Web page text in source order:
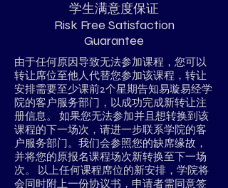
学生满意度保证
​Risk Free Satisfaction
Guarantee
由于任何原因导致无法参加课程，您可以
转让席位至他人代替您参加该课程，转让
安排需要至少课前2个星期告知易璇易经学
院的客户服务部门，以成功完成新转让注
册信息。 如果您无法参加并且想转换到该
课程的下一场次，请进一步联系学院的客
户服务部门。我们会参照您的缺席缘故，
并将您的原报名课程场次新转换至下一场
次。 以上任何课程席位的新安排，学院将
会同时附上一份协议书，申请者需同意签